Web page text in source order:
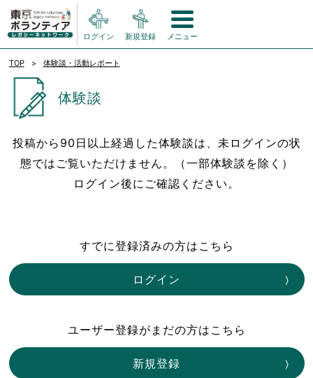
ログイン 新規登録 メニュー
TOP 体験談・活動レポート
体験談
投稿から90日以上経過した体験談は、未ログインの状
態ではご覧いただけません。（一部体験談を除く）
ログイン後にご確認ください。
すでに登録済みの方はこちら
ログイン
ユーザー登録がまだの方はこちら
新規登録